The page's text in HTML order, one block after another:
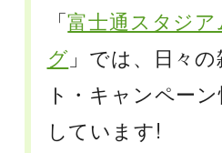
「富士通スタジア
グ 」では、日々
ト・キャンペー
しています!